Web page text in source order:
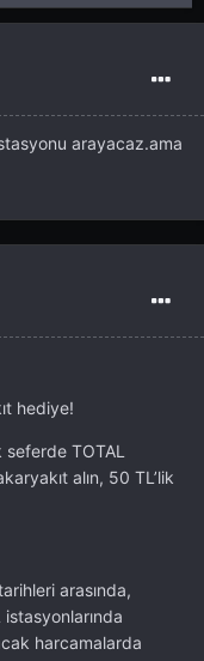
arayacaz.ama
hediye!
TOTAL
alın, 50 TL’lik
arasında,
harcamalarda